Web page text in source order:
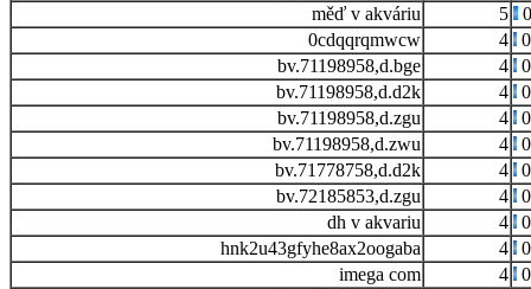
měď v akváriu
5
0cdqqrqmwcw
4
bv.71198958,d.bge
4
bv.71198958,d.d2k
4
bv.71198958,d.zgu
4
bv.71198958,d.zwu
4
bv.71778758,d.d2k
4
bv.72185853,d.zgu
4
dh v akvariu
4
hnk2u43gfyhe8ax2oogaba
4
imega com
4